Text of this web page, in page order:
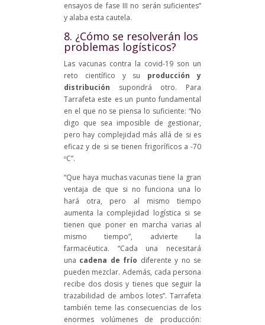
ensayos de fase III no serán suficientes”
y alaba esta cautela.
8. ¿Cómo se resolverán los
problemas logísticos?
Las vacunas contra la covid-19 son un
reto científico y su producción y
distribución supondrá otro. Para
Tarrafeta este es un punto fundamental
en el que no se piensa lo suficiente: “No
digo que sea imposible de gestionar,
pero hay complejidad más allá de si es
eficaz y de si se tienen frigoríficos a -70
ºC”.
“Que haya muchas vacunas tiene la gran
ventaja de que si no funciona una lo
hará otra, pero al mismo tiempo
aumenta la complejidad logística si se
tienen que poner en marcha varias al
mismo tiempo”, advierte la
farmacéutica. “Cada una necesitará
una cadena de frío diferente y no se
pueden mezclar. Además, cada persona
recibe dos dosis y tienes que seguir la
trazabilidad de ambos lotes”. Tarrafeta
también teme las consecuencias de los
enormes volúmenes de producción: